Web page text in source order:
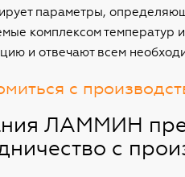
параметры,
комплексом температур
и отвечают всем
с
ЛАММИН
с